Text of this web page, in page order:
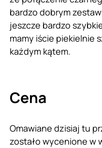
bardzo dobrym
jeszcze bardzo
mamy iście piekielnie
każdym kątem.
Cena
Omawiane dzisiaj tu
zostało wycenione w